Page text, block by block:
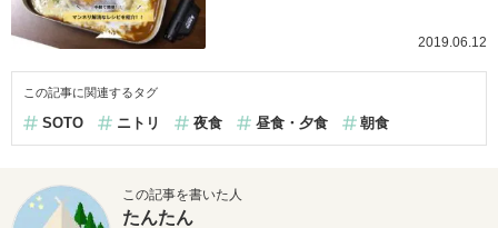
2019.06.12
この記事に関連するタグ
SOTO ニトリ 夜食 昼食・夕食 朝食
この記事を書いた人
たんたん